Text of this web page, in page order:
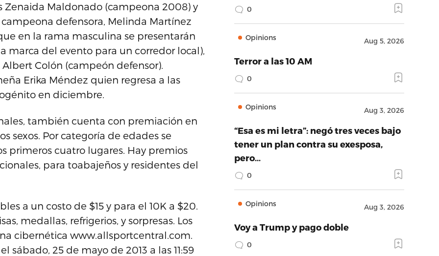
Zenaida Maldonado (campeona 2008) y
defensora, Melinda Martínez
en la rama masculina se presentarán
marca del evento para un corredor local),
Colón (campeón defensor).
Erika Méndez quien regresa a las
en diciembre.
también cuenta con premiación en
sexos. Por categoría de edades se
primeros cuatro lugares. Hay premios
para toabajeños y residentes del
a un costo de $15 y para el 10K a $20.
medallas, refrigerios, y sorpresas. Los
cibernética www.allsportcentral.com.
25 de mayo de 2013 a las 11:59
0
Opinions Aug 5, 2026
Terror a las 10 AM
0
Opinions Aug 3, 2026
“Esa es mi letra”: negó tres veces bajo
tener un plan contra su exesposa,
pero…
0
Opinions Aug 3, 2026
Voy a Trump y pago doble
0